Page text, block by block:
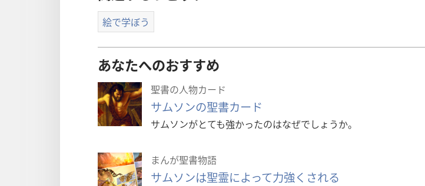
絵で学ぼう
あなたへのおすすめ
聖書の人物カード
サムソンの聖書カード
サムソンがとても強かったのはなぜでしょうか。
まんが聖書物語
サムソンは聖霊によって力強くされる